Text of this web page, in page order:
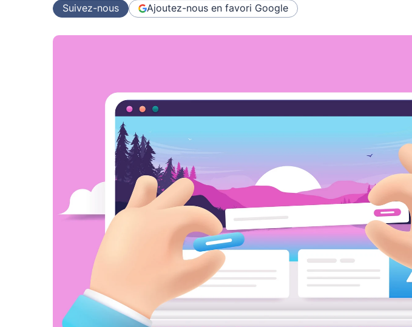
Suivez-nous Ajoutez-nous en favori Google